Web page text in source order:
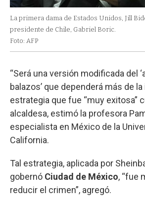
La primera dama de Estados Unidos, Jill
presidente de Chile, Gabriel Boric.
Foto: AFP
“Será una versión modificada del
balazos’ que dependerá más de
estrategia que fue “muy exitosa”
alcaldesa, estimó la profesora
especialista en México de la
California.
Tal estrategia, aplicada por
gobernó Ciudad de México, “fue
reducir el crimen”, agregó.